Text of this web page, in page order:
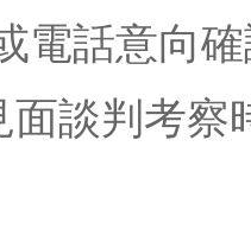
電話意向
面談判考察